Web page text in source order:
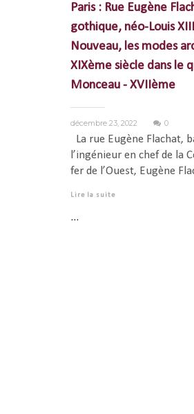
Paris : Rue Eugène
gothique, néo-Louis
Nouveau, les modes
XIXème siècle dans le
Monceau - XVIIème
décembre 23, 2022 0
La rue Eugène Flachat,
l’ingénieur en chef de la
fer de l’Ouest, Eugène
Lire la suite
...